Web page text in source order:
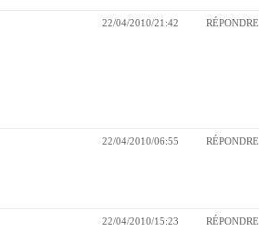
22/04/2010/21:42 RÉPONDRE
22/04/2010/06:55 RÉPONDRE
22/04/2010/15:23 RÉPONDRE